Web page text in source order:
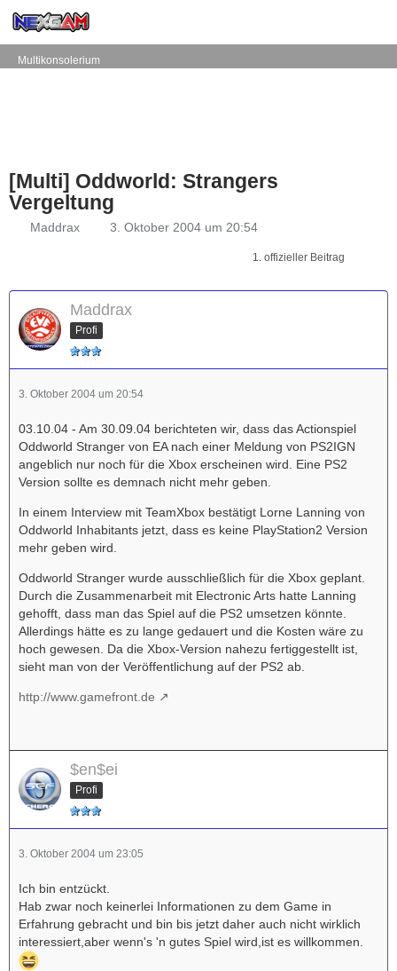
Multikonsolerium
[Multi] Oddworld: Strangers
Vergeltung
Maddrax 3. Oktober 2004 um 20:54
1. offizieller Beitrag
Maddrax
Profi
3. Oktober 2004 um 20:54
03.10.04 - Am 30.09.04 berichteten wir, dass das Actionspiel
Oddworld Stranger von EA nach einer Meldung von PS2IGN
angeblich nur noch für die Xbox erscheinen wird. Eine PS2
Version sollte es demnach nicht mehr geben.
In einem Interview mit TeamXbox bestätigt Lorne Lanning von
Oddworld Inhabitants jetzt, dass es keine PlayStation2 Version
mehr geben wird.
Oddworld Stranger wurde ausschließlich für die Xbox geplant.
Durch die Zusammenarbeit mit Electronic Arts hatte Lanning
gehofft, dass man das Spiel auf die PS2 umsetzen könnte.
Allerdings hätte es zu lange gedauert und die Kosten wäre zu
hoch gewesen. Da die Xbox-Version nahezu fertiggestellt ist,
sieht man von der Veröffentlichung auf der PS2 ab.
http://www.gamefront.de
$en$ei
Profi
3. Oktober 2004 um 23:05
Ich bin entzückt.
Hab zwar noch keinerlei Informationen zu dem Game in
Erfahrung gebracht und bin bis jetzt daher auch nicht wirklich
interessiert,aber wenn's 'n gutes Spiel wird,ist es willkommen.